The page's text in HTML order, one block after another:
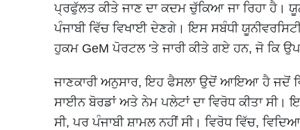
ਪ੍ਰਫੁੱਲਤ ਕੀਤੇ ਜਾਣ ਦਾ ਕਦਮ ਚੁੱਕਿਆ ਜਾ ਰਿਹਾ ਹੈ।
ਪੰਜਾਬੀ ਵਿੱਚ ਵਿਖਾਈ ਦੇਣਗੇ। ਇਸ ਸਬੰਧੀ
ਹੁਕਮ GeM ਪੋਰਟਲ 'ਤੇ ਜਾਰੀ ਕੀਤੇ ਗਏ ਹਨ, ਜੋ ਕਿ
ਜਾਣਕਾਰੀ ਅਨੁਸਾਰ, ਇਹ ਫੈਸਲਾ ਉਦੋਂ ਆਇਆ ਹੈ ਜਦੋਂ
ਸਾਈਨ ਬੋਰਡਾਂ ਅਤੇ ਨੇਮ ਪਲੇਟਾਂ ਦਾ ਵਿਰੋਧ ਕੀਤਾ ਸੀ।
ਸੀ, ਪਰ ਪੰਜਾਬੀ ਸ਼ਾਮਲ ਨਹੀਂ ਸੀ। ਵਿਰੋਧ ਵਿੱਚ,